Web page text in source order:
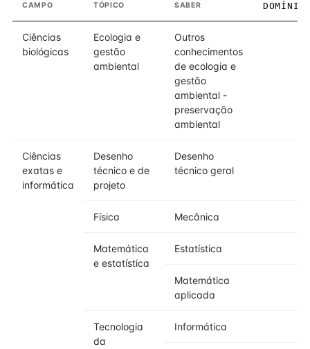
CAMPO TÓPICO SABER DOMÍNIO
Ciências
biológicas
Ecologia e
gestão
ambiental
Outros
conhecimentos
de ecologia e
gestão
ambiental -
preservação
ambiental
Ciências
exatas e
informática
Desenho
técnico e de
projeto
Desenho
técnico geral
Física Mecânica
Matemática
e estatística
Estatística
Matemática
aplicada
Tecnologia
da
Informática